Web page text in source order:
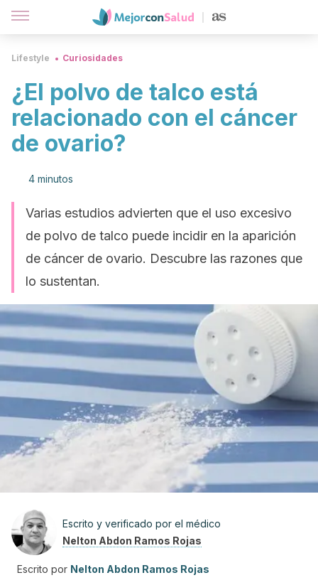
Lifestyle Curiosidades
¿El polvo de talco está
relacionado con el cáncer
de ovario?
4 minutos
Varias estudios advierten que el uso excesivo
de polvo de talco puede incidir en la aparición
de cáncer de ovario. Descubre las razones que
lo sustentan.
Escrito y verificado por el médico
Nelton Abdon Ramos Rojas
Escrito por Nelton Abdon Ramos Rojas